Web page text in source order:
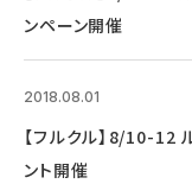
ンペーン開催
2018.08.01
【フルクル】8/10-12
ント開催